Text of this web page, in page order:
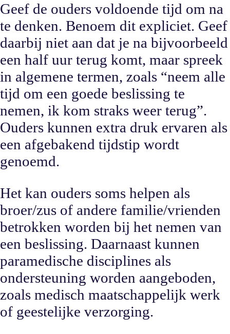
Geef de ouders voldoende tijd om na
te denken. Benoem dit expliciet. Geef
daarbij niet aan dat je na bijvoorbeeld
een half uur terug komt, maar spreek
in algemene termen, zoals “neem alle
tijd om een goede beslissing te
nemen, ik kom straks weer terug”.
Ouders kunnen extra druk ervaren als
een afgebakend tijdstip wordt
genoemd.
Het kan ouders soms helpen als
broer/zus of andere familie/vrienden
betrokken worden bij het nemen van
een beslissing. Daarnaast kunnen
paramedische disciplines als
ondersteuning worden aangeboden,
zoals medisch maatschappelijk werk
of geestelijke verzorging.